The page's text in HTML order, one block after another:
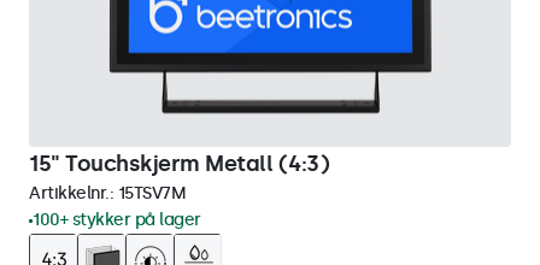
15" Touchskjerm Metall (4:3)
Artikkelnr.: 15TSV7M
100+ stykker på lager